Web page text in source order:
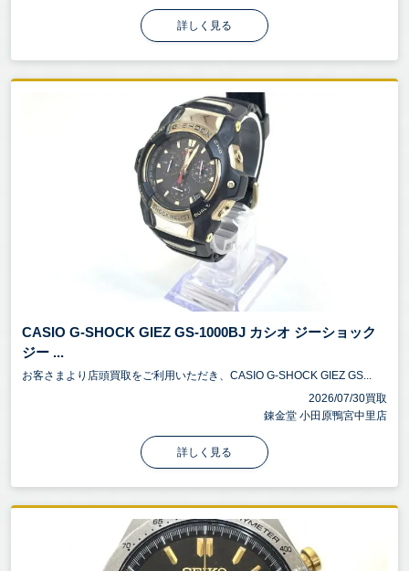
詳しく見る
CASIO G-SHOCK GIEZ GS-1000BJ カシオ ジーショック
ジー ...
お客さまより店頭買取をご利用いただき、CASIO G-SHOCK GIEZ GS...
2026/07/30買取
錬金堂 小田原鴨宮中里店
詳しく見る